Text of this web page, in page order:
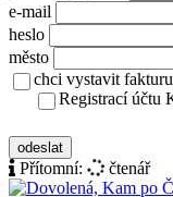
e-mail
heslo
město
chci vystavit
Registrací účtu
odeslat
Přítomní:
čtenář